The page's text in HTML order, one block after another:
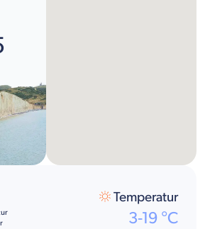
Temperatur
3-19 °C